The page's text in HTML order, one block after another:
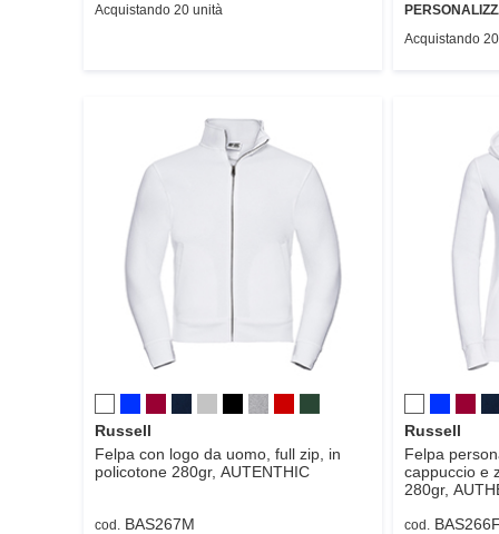
Acquistando 20 unità
Acquistando
Russell
Felpa con logo da uomo, full zip, in
policotone 280gr, AUTENTHIC
cod. BAS267M
Russell
Felpa
cappuccio e
280gr,
cod.